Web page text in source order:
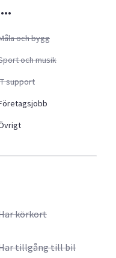
och bygg
och musik
support
körkort
tillgång till bil